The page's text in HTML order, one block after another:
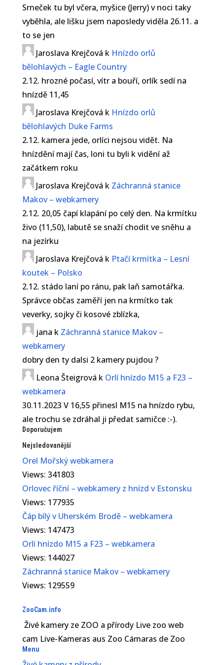
Srneček tu byl včera, myšice (Jerry) v noci taky
vyběhla, ale lišku jsem naposledy viděla 26.11. a
to se jen
Jaroslava Krejčová k Hnízdo orlů
bělohlavých – Eagle Country
2.12. hrozné počasí, vítr a bouří, orlík sedí na
hnízdě 11,45
Jaroslava Krejčová k Hnízdo orlů
bělohlavých Duke Farms
2.12. kamera jede, orlíci nejsou vidět. Na
hnízdění mají čas, loni tu byli k vidění až
začátkem roku
Jaroslava Krejčová k Záchranná stanice
Makov – webkamery
2.12. 20,05 čapí klapání po celý den. Na krmítku
živo (11,50), labutě se snaží chodit ve sněhu a
na jezírku
Jaroslava Krejčová k Ptačí krmítka – Lesní
koutek – Polsko
2.12. stádo laní po ránu, pak laň samotářka.
Správce občas zaměří jen na krmítko tak
veverky, sojky či kosové zblízka,
jana k Záchranná stanice Makov –
webkamery
dobry den ty dalsi 2 kamery pujdou ?
Leona Šteigrová k Orlí hnízdo M15 a F23 –
webkamera
30.11.2023 V 16,55 přinesl M15 na hnízdo rybu,
ale trochu se zdráhal ji předat samičce :-).
Doporučujem
Nejsledovanější
Orel Mořský webkamera
Views: 341803
Orlovec říční – webkamery z hnízd v Estonsku
Views: 177935
Čáp bílý v Uherském Brodě – webkamera
Views: 147473
Orlí hnízdo M15 a F23 – webkamera
Views: 144027
Záchranná stanice Makov – webkamery
Views: 129559
ZooCam.info
Živé kamery ze ZOO a přírody Live zoo web
cam Live-Kameras aus Zoo Cámaras de Zoo
Menu